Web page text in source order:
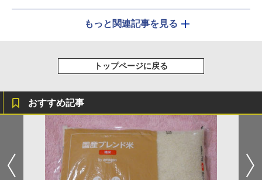
もっと関連記事を見る
トップページに戻る
おすすめ記事